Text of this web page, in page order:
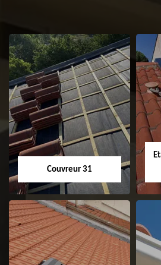
Couvreur 31
Couvreur 31